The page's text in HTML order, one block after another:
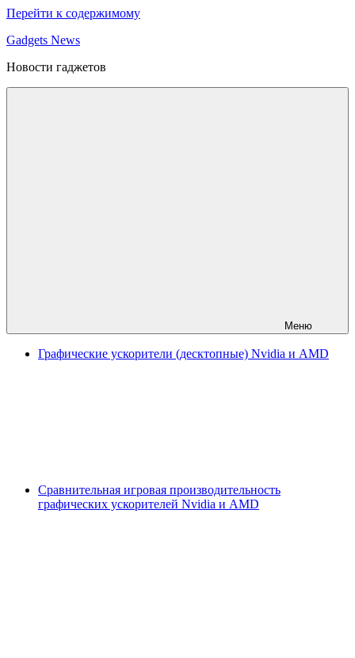
Перейти к содержимому
Gadgets News
Новости гаджетов
Меню
Графические ускорители (десктопные) Nvidia и AMD
Сравнительная игровая производительность
графических ускорителей Nvidia и AMD